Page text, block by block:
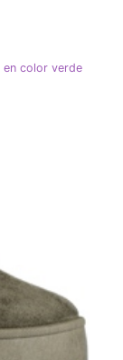
en color verde